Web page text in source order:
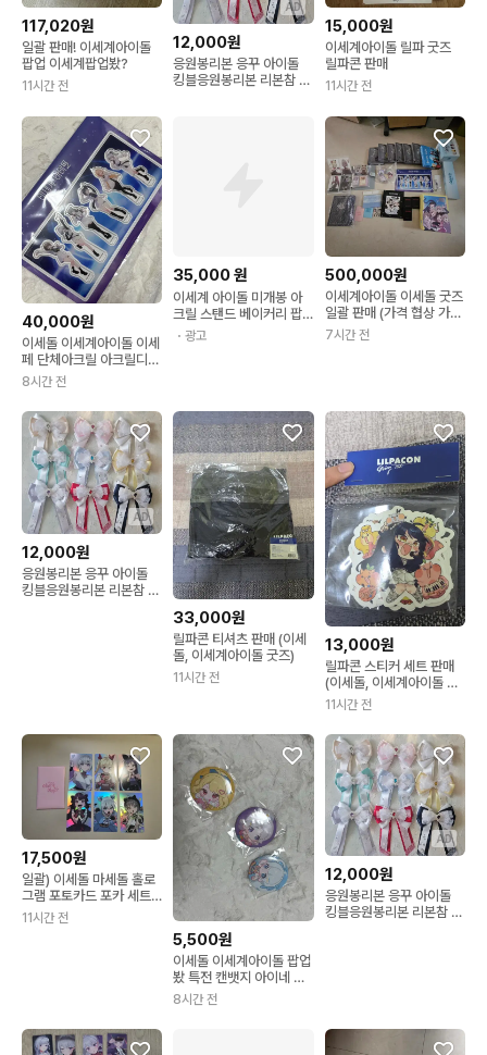
117,020원
일괄 판매! 이세계아이돌
팝업 이세계팝업봤?
11시간 전
AD
12,000원
응원봉리본 응꾸 아이돌
킹블응원봉리본 리본참 리
15,000원
이세계아이돌 릴파 굿즈
릴파콘 판매
11시간 전
40,000원
이세돌 이세계아이돌 이세
페 단체아크릴 아크릴디오
라마
8시간 전
35,000원
이세계 아이돌 미개봉 아
크릴 스탠드 베이커리 팝
업 릴파 이세돌
・광고
500,000원
이세계아이돌 이세돌 굿즈
일괄 판매 (가격 협상 가
능)
7시간 전
AD
12,000원
응원봉리본 응꾸 아이돌
킹블응원봉리본 리본참 리
33,000원
릴파콘 티셔츠 판매 (이세
돌, 이세계아이돌 굿즈)
11시간 전
13,000원
릴파콘 스티커 세트 판매
(이세돌, 이세계아이돌 굿
즈)
11시간 전
17,500원
일괄) 이세돌 마세돌 홀로
그램 포토카드 포카 세트
이세계아이돌
11시간 전
5,500원
이세돌 이세계아이돌 팝업
봤 특전 캔뱃지 아이네 징
버거 고세구
8시간 전
AD
12,000원
응원봉리본 응꾸 아이돌
킹블응원봉리본 리본참 리